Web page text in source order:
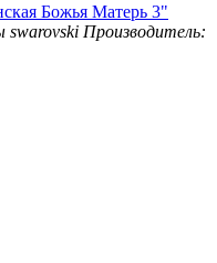
Божья Матерь 3"
Производитель: